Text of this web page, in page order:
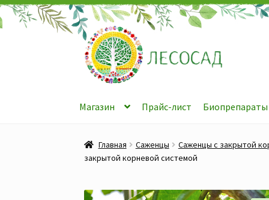
Перейти
к
навигации
Перейти
к
содержимому
Магазин Прайс-лист Биопрепараты
Главная Саженцы
Саженцы с закрытой
закрытой корневой системой